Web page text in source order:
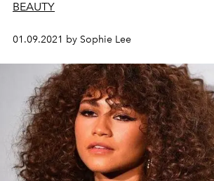
BEAUTY
01.09.2021 by Sophie Lee